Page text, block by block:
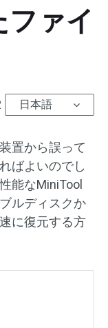
ァイ
日本語
置から誤って
ばよいのでし
能なMiniTool
ルディスクか
に復元する方